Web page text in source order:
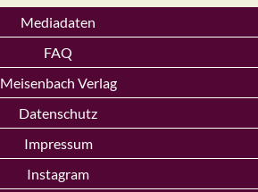
Mediadaten
FAQ
Meisenbach Verlag
Datenschutz
Impressum
Instagram